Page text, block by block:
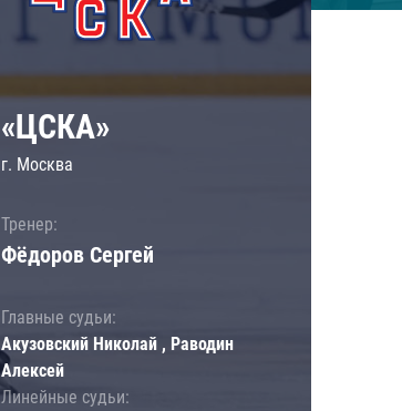
«ЦСКА»
г. Москва
Тренер:
Фёдоров Сергей
Главные судьи:
Акузовский Николай , Раводин
Алексей
Линейные судьи: